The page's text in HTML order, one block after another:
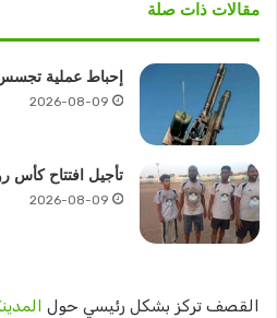
مقالات ذات صلة
إحباط عملية
2026-08-09
تأجيل افتتاح كأس
2026-08-09
القصف تركز بشكل رئيسي حول